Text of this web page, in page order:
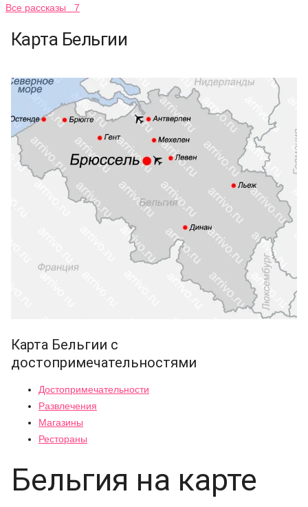
Все рассказы 7
Карта Бельгии
Карта Бельгии с
достопримечательностями
Достопримечательности
Развлечения
Магазины
Рестораны
Бельгия на карте